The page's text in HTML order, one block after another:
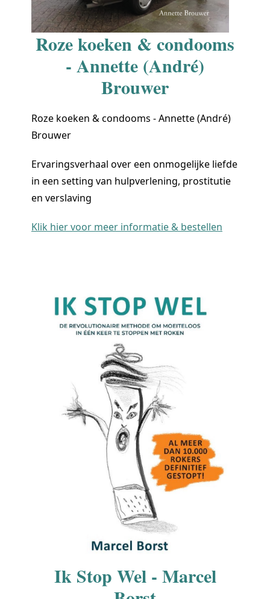
Roze koeken & condooms
- Annette (André)
Brouwer
Roze koeken & condooms - Annette (André)
Brouwer
Ervaringsverhaal over een onmogelijke liefde
in een setting van hulpverlening, prostitutie
en verslaving
Klik hier voor meer informatie & bestellen
Ik Stop Wel - Marcel